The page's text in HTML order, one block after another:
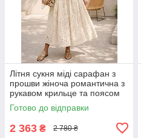
Літня сукня міді сарафан з
прошви жіноча романтична з
рукавом крильце та поясом
42-48 розміри бежева
Готово до відправки
2 363 ₴ 2 780 ₴